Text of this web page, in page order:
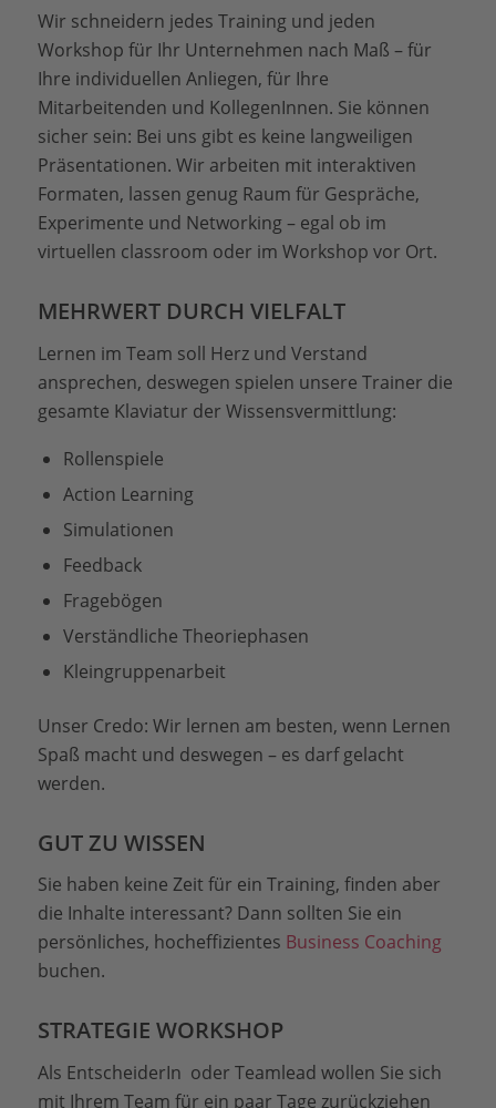
Wir schneidern jedes Training und jeden
Workshop für Ihr Unternehmen nach Maß – für
Ihre individuellen Anliegen, für Ihre
Mitarbeitenden und KollegenInnen. Sie können
sicher sein: Bei uns gibt es keine langweiligen
Präsentationen. Wir arbeiten mit interaktiven
Formaten, lassen genug Raum für Gespräche,
Experimente und Networking – egal ob im
virtuellen classroom oder im Workshop vor Ort.
MEHRWERT DURCH VIELFALT
Lernen im Team soll Herz und Verstand
ansprechen, deswegen spielen unsere Trainer die
gesamte Klaviatur der Wissensvermittlung:
Rollenspiele
Action Learning
Simulationen
Feedback
Fragebögen
Verständliche Theoriephasen
Kleingruppenarbeit
Unser Credo: Wir lernen am besten, wenn Lernen
Spaß macht und deswegen – es darf gelacht
werden.
GUT ZU WISSEN
Sie haben keine Zeit für ein Training, finden aber
die Inhalte interessant? Dann sollten Sie ein
persönliches, hocheffizientes Business Coaching
buchen.
STRATEGIE WORKSHOP
Als EntscheiderIn oder Teamlead wollen Sie sich
mit Ihrem Team für ein paar Tage zurückziehen